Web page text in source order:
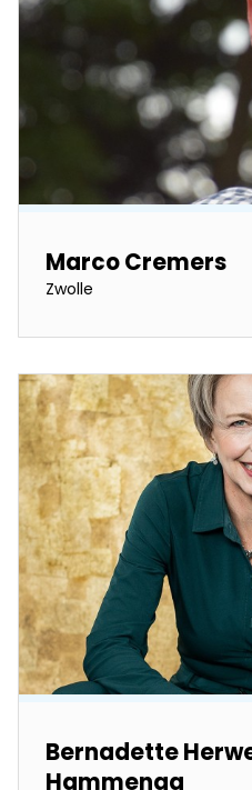
Marco Cremers
Zwolle
Bernadette
Hammenga